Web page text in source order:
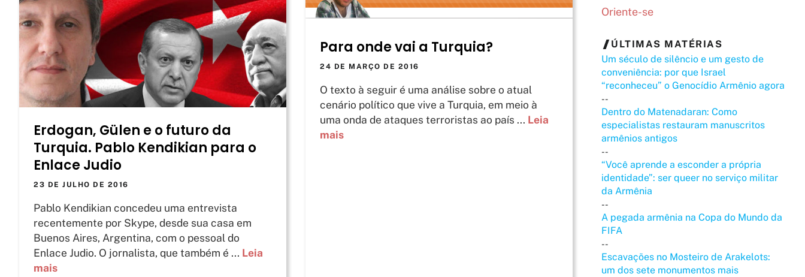
Erdogan, Gülen e o futuro da
Turquia. Pablo Kendikian para o
Enlace Judio
23 DE JULHO DE 2016
Pablo Kendikian concedeu uma entrevista
recentemente por Skype, desde sua casa em
Buenos Aires, Argentina, com o pessoal do
Enlace Judio. O jornalista, que também é ... Leia
mais
Para onde vai a Turquia?
24 DE MARÇO DE 2016
O texto à seguir é uma análise sobre o atual
cenário político que vive a Turquia, em meio à
uma onda de ataques terroristas ao país ... Leia
mais
Oriente-se
ÚLTIMAS MATÉRIAS
Um século de silêncio e um gesto de
conveniência: por que Israel
“reconheceu” o Genocídio Armênio agora
--
Dentro do Matenadaran: Como
especialistas restauram manuscritos
armênios antigos
--
“Você aprende a esconder a própria
identidade”: ser queer no serviço militar
da Armênia
--
A pegada armênia na Copa do Mundo da
FIFA
--
Escavações no Mosteiro de Arakelots:
um dos sete monumentos mais